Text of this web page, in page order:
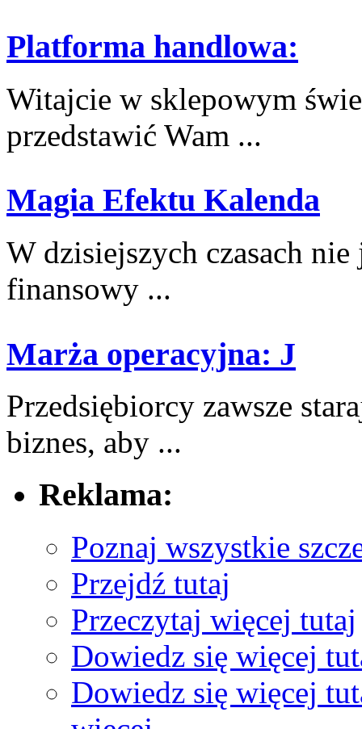
Platforma handlowa:
Witajcie w sklepowym
przedstawić Wam⁢ ...
Magia Efektu Kalenda
W dzisiejszych czasach
finansowy ...
Marża operacyjna: J
Przedsiębiorcy ‌zawsze
biznes, ​aby ...
Reklama:
Poznaj wszystkie
Przejdź tutaj
Przeczytaj więcej tutaj
Dowiedz się więcej
Dowiedz się więcej